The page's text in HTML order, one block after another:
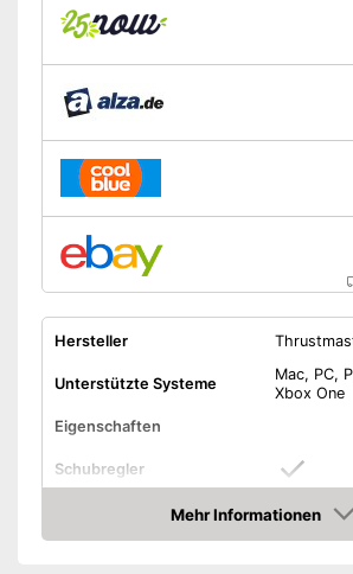
Hersteller
Unterstützte Systeme
Mac, PC,
Xbox One
Eigenschaften
Schubregler
Mehr Informationen
Amazon